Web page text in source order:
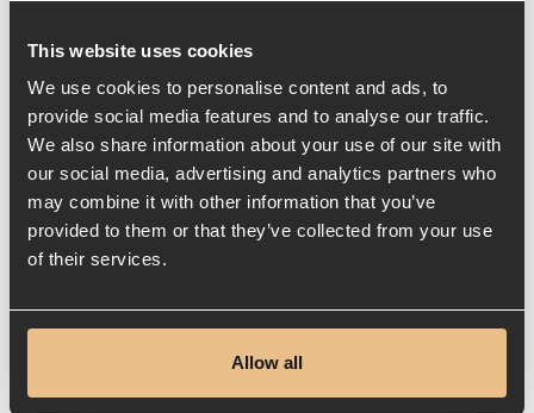
This website uses cookies
We use cookies to personalise content and ads, to
provide social media features and to analyse our traffic.
We also share information about your use of our site with
our social media, advertising and analytics partners who
may combine it with other information that you’ve
provided to them or that they’ve collected from your use
of their services.
Allow all
stark lysande stjärna på himlen. Vi vill
inspirera, retas och störa vår omgivning,
medarbetare, kunder, vår bransch och andra
branscher till att skapa något unikt, bra och
givande för våra kunder. Vi vill skapa en plats,
en tanke för varje enskild person som
befinner sig på och i närhet av vår resa att
i sig själv och sitt arbete.
Det känns som vi är ett startup-företag trots